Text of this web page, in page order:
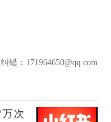
纠错：171964650@qq.com
次